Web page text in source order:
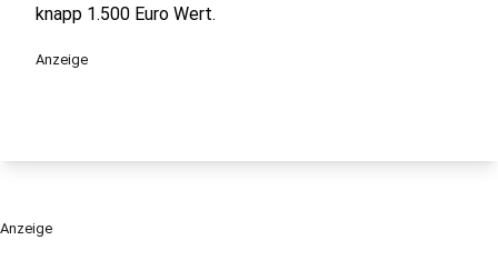
knapp 1.500 Euro Wert.
Anzeige
Anzeige